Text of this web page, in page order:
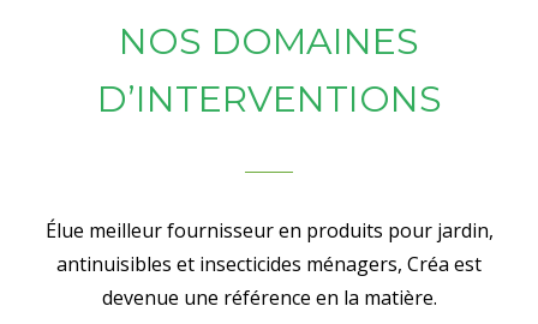
NOS DOMAINES
D’INTERVENTIONS
Élue meilleur fournisseur en produits pour jardin,
antinuisibles et insecticides ménagers, Créa est
devenue une référence en la matière.